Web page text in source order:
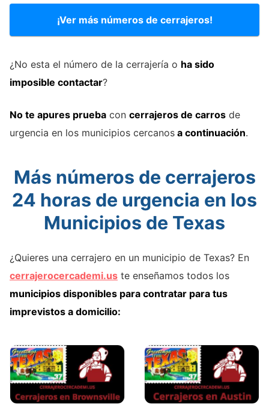
¡Ver más números de cerrajeros!
¿No esta el número de la cerrajería o ha sido
imposible contactar?
No te apures prueba con cerrajeros de carros de
urgencia en los municipios cercanos a continuación.
Más números de cerrajeros
24 horas de urgencia en los
Municipios de Texas
¿Quieres una cerrajero en un municipio de Texas? En
cerrajerocercademi.us te enseñamos todos los
municipios disponibles para contratar para tus
imprevistos a domicilio: